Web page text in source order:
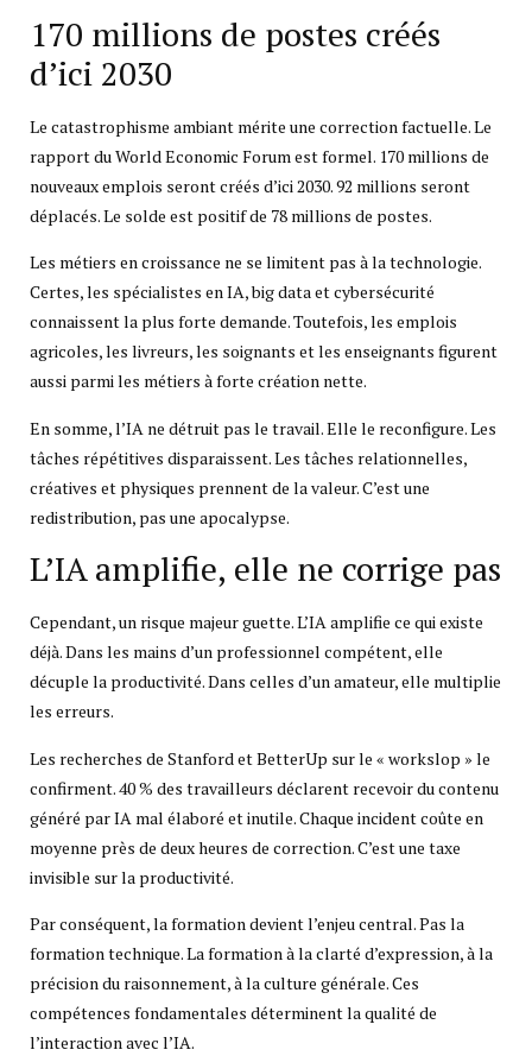
170 millions de postes créés
d’ici 2030
Le catastrophisme ambiant mérite une correction factuelle. Le
rapport du World Economic Forum est formel. 170 millions de
nouveaux emplois seront créés d’ici 2030. 92 millions seront
déplacés. Le solde est positif de 78 millions de postes.
Les métiers en croissance ne se limitent pas à la technologie.
Certes, les spécialistes en IA, big data et cybersécurité
connaissent la plus forte demande. Toutefois, les emplois
agricoles, les livreurs, les soignants et les enseignants figurent
aussi parmi les métiers à forte création nette.
En somme, l’IA ne détruit pas le travail. Elle le reconfigure. Les
tâches répétitives disparaissent. Les tâches relationnelles,
créatives et physiques prennent de la valeur. C’est une
redistribution, pas une apocalypse.
L’IA amplifie, elle ne corrige pas
Cependant, un risque majeur guette. L’IA amplifie ce qui existe
déjà. Dans les mains d’un professionnel compétent, elle
décuple la productivité. Dans celles d’un amateur, elle multiplie
les erreurs.
Les recherches de Stanford et BetterUp sur le « workslop » le
confirment. 40 % des travailleurs déclarent recevoir du contenu
généré par IA mal élaboré et inutile. Chaque incident coûte en
moyenne près de deux heures de correction. C’est une taxe
invisible sur la productivité.
Par conséquent, la formation devient l’enjeu central. Pas la
formation technique. La formation à la clarté d’expression, à la
précision du raisonnement, à la culture générale. Ces
compétences fondamentales déterminent la qualité de
l’interaction avec l’IA.